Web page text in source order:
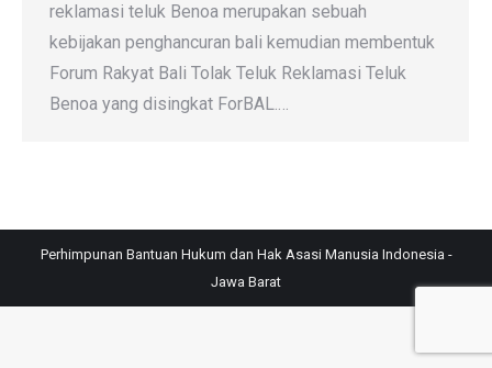
reklamasi teluk Benoa merupakan sebuah
kebijakan penghancuran bali kemudian membentuk
Forum Rakyat Bali Tolak Teluk Reklamasi Teluk
Benoa yang disingkat ForBAL.…
Perhimpunan Bantuan Hukum dan Hak Asasi Manusia Indonesia -
Jawa Barat